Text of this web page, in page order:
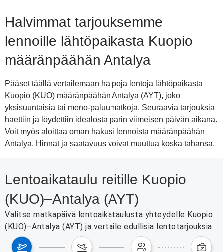
Halvimmat tarjouksemme
lennoille lähtöpaikasta Kuopio
määränpäähän Antalya
Pääset täällä vertailemaan halpoja lentoja lähtöpaikasta
Kuopio (KUO) määränpäähän Antalya (AYT), joko
yksisuuntaisia tai meno-paluumatkoja. Seuraavia tarjouksia
haettiin ja löydettiin idealosta parin viimeisen päivän aikana.
Voit myös aloittaa oman hakusi lennoista määränpäähän
Antalya. Hinnat ja saatavuus voivat muuttua koska tahansa.
Lentoaikataulu reitille Kuopio
(KUO)–Antalya (AYT)
Valitse matkapäivä lentoaikataulusta yhteydelle Kuopio
(KUO)–Antalya (AYT) ja vertaile edullisia lentotarjouksia.